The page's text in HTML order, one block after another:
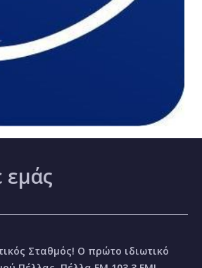
εμάς
Σταθμός! Ο πρώτο ιδιωτικό